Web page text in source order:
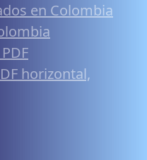
en Colombia
horizontal,